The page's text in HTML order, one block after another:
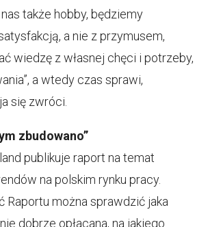
także hobby, będziemy
a nie z przymusem,
wiedzę z własnej chęci i potrzeby,
a wtedy czas sprawi,
się zwróci.
zbudowano”
publikuje raport na temat
na polskim rynku pracy.
Raportu można sprawdzić jaka
dobrze opłacana, na jakiego